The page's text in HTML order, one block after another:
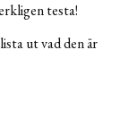
testa!
ut vad den är